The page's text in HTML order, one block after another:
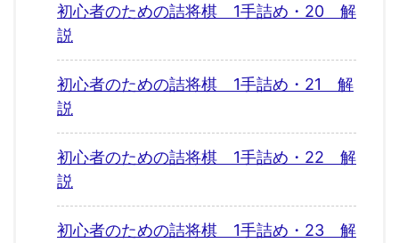
初心者のための詰将棋 1手詰め・20 解
説
初心者のための詰将棋 1手詰め・21 解
説
初心者のための詰将棋 1手詰め・22 解
説
初心者のための詰将棋 1手詰め・23 解